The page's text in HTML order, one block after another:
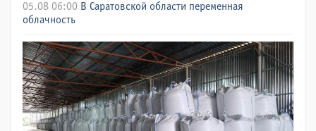
05.08 06:00 В Саратовской области переменная
облачность